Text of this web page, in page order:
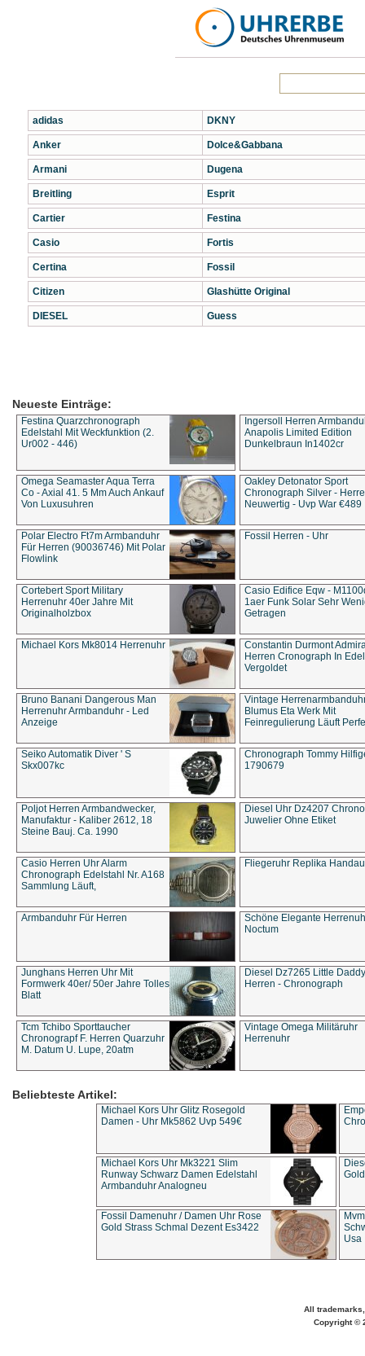
adidas
Anker
Armani
Breitling
Cartier
Casio
Certina
Citizen
DIESEL
DKNY
Dolce&Gabbana
Dugena
Esprit
Festina
Fortis
Fossil
Glashütte Original
Guess
Neueste Einträge:
Festina Quarzchronograph
Edelstahl Mit Weckfunktion (2.
Ur002 - 446)
Ingersoll Herren
Anapolis Limited Edition
Dunkelbraun In1402cr
Omega Seamaster Aqua Terra
Co - Axial 41. 5 Mm Auch Ankauf
Von Luxusuhren
Oakley Detonator Sport
Chronograph Silver -
Neuwertig - Uvp War €489
Polar Electro Ft7m Armbanduhr
Für Herren (90036746) Mit Polar
Flowlink
Fossil Herren - Uhr
Cortebert Sport Military
Herrenuhr 40er Jahre Mit
Originalholzbox
Casio Edifice Eqw -
1aer Funk Solar Sehr
Getragen
Michael Kors Mk8014 Herrenuhr
Constantin Durmont
Herren Cronograph In
Vergoldet
Bruno Banani Dangerous Man
Herrenuhr Armbanduhr - Led
Anzeige
Vintage
Blumus Eta Werk Mit
Feinregulierung Läuft
Seiko Automatik Diver ' S
Skx007kc
Chronograph Tommy
1790679
Poljot Herren Armbandwecker,
Manufaktur - Kaliber 2612, 18
Steine Bauj. Ca. 1990
Diesel Uhr Dz4207
Juwelier Ohne Etiket
Casio Herren Uhr Alarm
Chronograph Edelstahl Nr. A168
Sammlung Läuft,
Fliegeruhr Replika
Armbanduhr Für Herren
Schöne Elegante
Noctum
Junghans Herren Uhr Mit
Formwerk 40er/ 50er Jahre Tolles
Blatt
Diesel Dz7265 Little Daddy
Herren - Chronograph
Tcm Tchibo Sporttaucher
Chronograpf F. Herren Quarzuhr
M. Datum U. Lupe, 20atm
Vintage Omega Militäruhr
Herrenuhr
Beliebteste Artikel:
Michael Kors Uhr Glitz Rosegold
Damen - Uhr Mk5862 Uvp 549€
Michael Kors Uhr Mk3221 Slim
Runway Schwarz Damen Edelstahl
Armbanduhr Analogneu
Fossil Damenuhr / Damen Uhr Rose
Gold Strass Schmal Dezent Es3422
Usa
All
Copyright ©